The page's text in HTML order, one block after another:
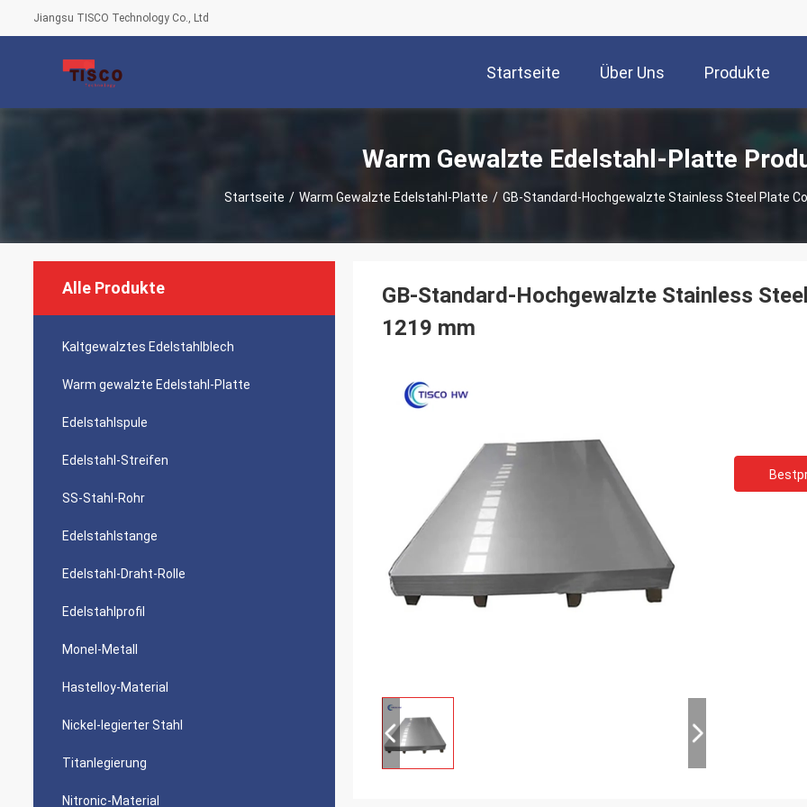
Jiangsu TISCO Technology Co., Ltd
Startseite Über Uns Produkte
Warm Gewalzte Edelstahl-Platte
Startseite / Warm Gewalzte Edelstahl-Platte / GB-Standard-Hochgewalzte Stainless Steel Plate
Alle Produkte
Kaltgewalztes Edelstahlblech
Warm gewalzte Edelstahl-Platte
Edelstahlspule
Edelstahl-Streifen
SS-Stahl-Rohr
Edelstahlstange
Edelstahl-Draht-Rolle
Edelstahlprofil
Monel-Metall
Hastelloy-Material
Nickel-legierter Stahl
Titanlegierung
Nitronic-Material
GB-Standard-Hochgewalzte Stainless
1219 mm